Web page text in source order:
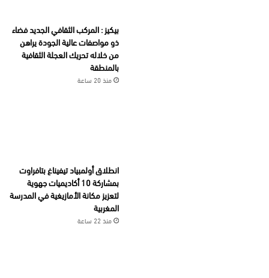
بيكيز : المركب الثقافي الجديد فضاء
ذو مواصفات عالية الجودة يراهن
من خلاله تحريك العجلة الثقافية
بالمنطقة
منذ 20 ساعة
انطلاق أولمبياد تيفيناغ بتافراوت
بمشاركة 10 أكاديميات جهوية
لتعزيز مكانة الأمازيغية في المدرسة
المغربية
منذ 22 ساعة